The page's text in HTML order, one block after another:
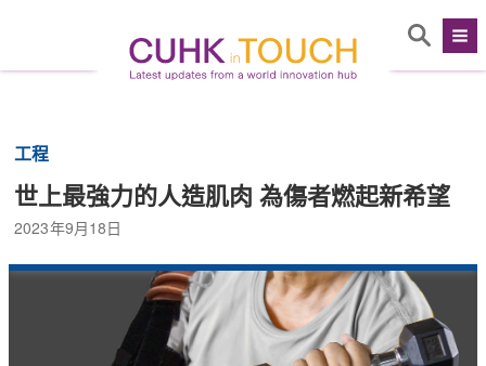
工程
世上最強力的人造肌肉 為傷者燃起新希望
2023年9月18日